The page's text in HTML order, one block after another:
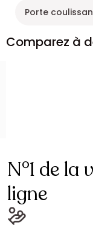
Porte
Comparez à
N°1 de la
ligne